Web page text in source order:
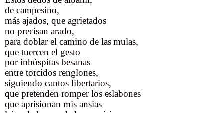
de campesino,
más ajados, que agrietados
no precisan arado,
para doblar el camino de las mulas,
que tuercen el gesto
por inhóspitas besanas
entre torcidos renglones,
siguiendo cantos libertarios,
que pretenden romper los eslabones
que aprisionan mis ansias